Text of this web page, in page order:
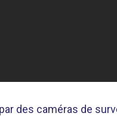
des caméras de